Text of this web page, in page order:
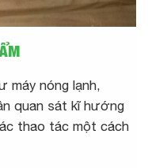
máy nóng lạnh,
quan sát kĩ hướng
thao tác một cách